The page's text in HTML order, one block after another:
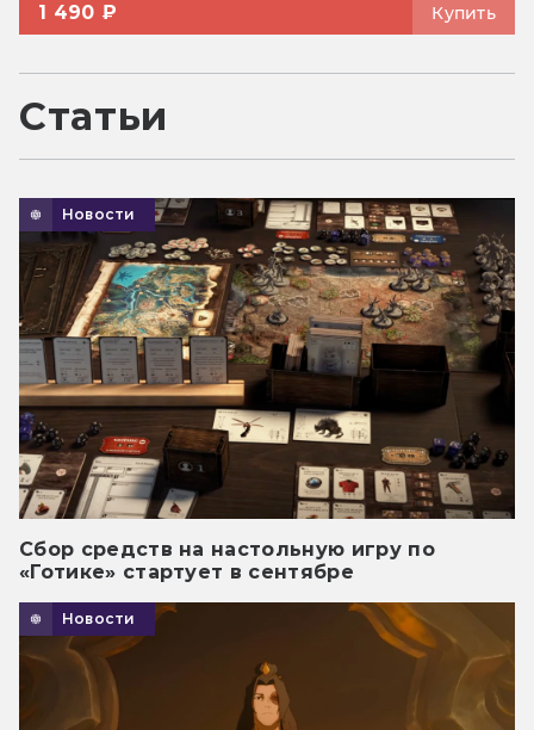
1 490 ₽ Купить
Статьи
Новости
Сбор средств на настольную игру по
«Готике» стартует в сентябре
Новости